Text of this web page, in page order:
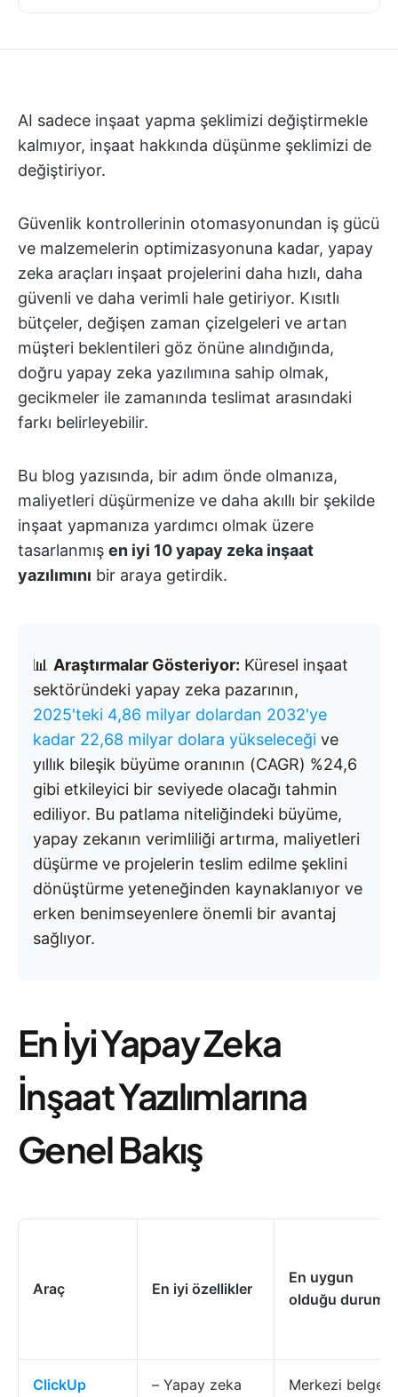
AI sadece inşaat yapma şeklimizi değiştirmekle
kalmıyor, inşaat hakkında düşünme şeklimizi de
değiştiriyor.
Güvenlik kontrollerinin otomasyonundan iş gücü
ve malzemelerin optimizasyonuna kadar, yapay
zeka araçları inşaat projelerini daha hızlı, daha
güvenli ve daha verimli hale getiriyor. Kısıtlı
bütçeler, değişen zaman çizelgeleri ve artan
müşteri beklentileri göz önüne alındığında,
doğru yapay zeka yazılımına sahip olmak,
gecikmeler ile zamanında teslimat arasındaki
farkı belirleyebilir.
Bu blog yazısında, bir adım önde olmanıza,
maliyetleri düşürmenize ve daha akıllı bir şekilde
inşaat yapmanıza yardımcı olmak üzere
tasarlanmış en iyi 10 yapay zeka inşaat
yazılımını bir araya getirdik.
📊 Araştırmalar Gösteriyor: Küresel inşaat
sektöründeki yapay zeka pazarının,
2025'teki 4,86 milyar dolardan 2032'ye
kadar 22,68 milyar dolara yükseleceği ve
yıllık bileşik büyüme oranının (CAGR) %24,6
gibi etkileyici bir seviyede olacağı tahmin
ediliyor. Bu patlama niteliğindeki büyüme,
yapay zekanın verimliliği artırma, maliyetleri
düşürme ve projelerin teslim edilme şeklini
dönüştürme yeteneğinden kaynaklanıyor ve
erken benimseyenlere önemli bir avantaj
sağlıyor.
En İyi Yapay Zeka
İnşaat Yazılımlarına
Genel Bakış
Araç En iyi özellikler
En uygun
olduğu
ClickUp
– Yapay zeka
Merkezi